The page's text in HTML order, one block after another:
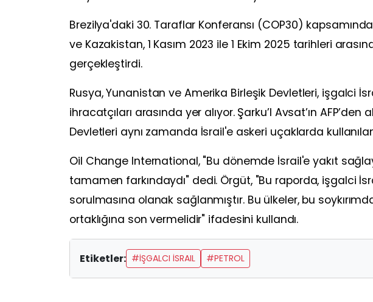
Brezilya'daki 30. Taraflar Konferansı (COP30)
ve Kazakistan, 1 Kasım 2023 ile 1 Ekim 2025 tarihleri
gerçekleştirdi.
Rusya, Yunanistan ve Amerika Birleşik Devletleri, işgalci
ihracatçıları arasında yer alıyor. Şarku’l Avsat’ın
Devletleri aynı zamanda İsrail'e askeri uçaklarda
Oil Change International, "Bu dönemde İsrail'e yakıt
tamamen farkındaydı" dedi. Örgüt, "Bu raporda, işgalci
sorulmasına olanak sağlanmıştır. Bu ülkeler, bu
ortaklığına son vermelidir" ifadesini kullandı.
Etiketler: #İŞGALCI İSRAIL #PETROL